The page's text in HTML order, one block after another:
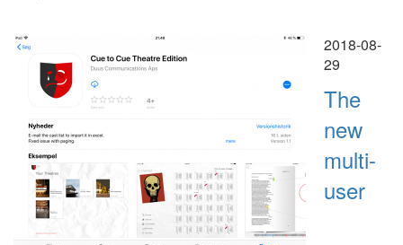
2018-08-
29
The
new
multi-
user